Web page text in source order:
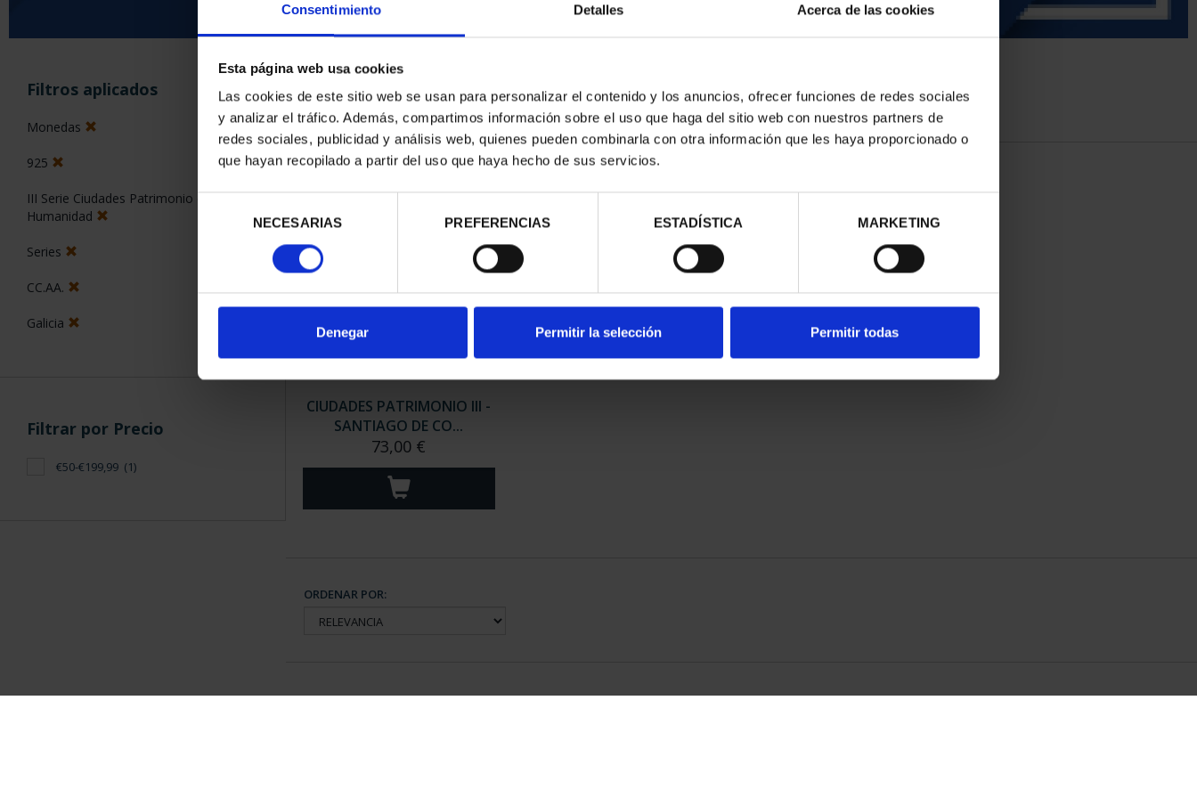
Consentimiento Detalles Acerca de las cookies
Esta página web usa cookies
Las cookies de este sitio web se usan para personalizar el contenido y los anuncios, ofrecer funciones de redes sociales
y analizar el tráfico. Además, compartimos información sobre el uso que haga del sitio web con nuestros partners de
redes sociales, publicidad y análisis web, quienes pueden combinarla con otra información que les haya proporcionado o
que hayan recopilado a partir del uso que haya hecho de sus servicios.
consentimiento
NECESARIAS PREFERENCIAS ESTADÍSTICA MARKETING
Denegar Permitir la selección Permitir todas
Filtros aplicados
Monedas
925
III Serie Ciudades Patrimonio de la
Humanidad
Series
CC.AA.
Galicia
Filtrar por Precio
€50-€199,99 (1)
ORDENAR POR:
1 Productos encontrados
CIUDADES PATRIMONIO III -
SANTIAGO DE CO...
73,00 €
ORDENAR POR: